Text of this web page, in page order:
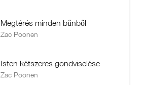
Megtérés minden bűnből
Zac Poonen
Isten kétszeres gondviselése
Zac Poonen